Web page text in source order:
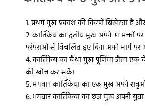
1. प्रथम मुख प्रकाश की किरणें बिखेरता है
2. कार्तिकेय का द्वतीय मुख. अपने उन भक्तों
परंपराओं से विचलित हुए बिना अपने मार्ग पर
4. कार्तिकेय का चैथा मुख पूर्णिमा जैसा एक
की खोज कर सकें।
5. भगवान कार्तिकेया का एक मुख अपने
6. भगवान कार्तिकेया का छठा मुख अपनी युवा